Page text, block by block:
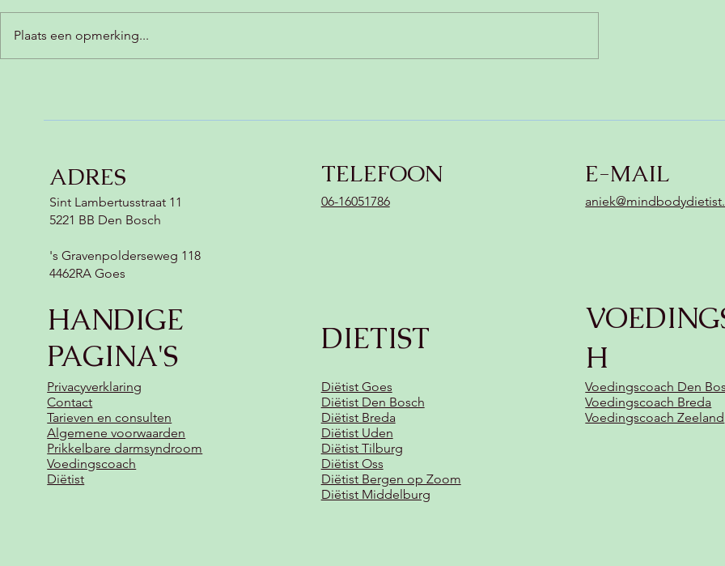
vegan) 🍠
vegan) 😍
Plaats een opmerking...
HANDIGE
PAGINA'S
TELEFOON
06-16051786
E-MAIL
Privacyverklaring
Contact
Tarieven en consulten
Algemene voorwaarden
Prikkelbare darmsyndroom
Voedingscoach
Diëtist
ADRES
Sint Lambertusstraat 11
5221 BB Den Bosch
's Gravenpolderseweg 118
4462RA Goes
DIETIST
Diëtist Goes
Diëtist Den Bosch
Diëtist Breda
Diëtist Uden
Diëtist Tilburg
Diëtist Oss
Diëtist Bergen op Zoom
Diëtist Middelburg
H
Voedingscoach Den
Voedingscoach Breda
Voedingscoach Zeeland